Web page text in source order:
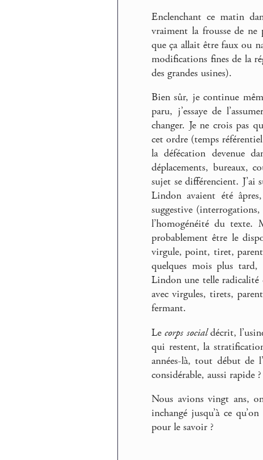
Enclenchant ce matin
vraiment la frousse de ne
que ça allait être faux ou
modifications fines de la
des grandes usines).
Bien sûr, je continue
paru, j’essaye de
changer. Je ne crois pas
cet ordre (temps
la défécation devenue
déplacements, bureaux,
sujet se différencient. J’ai
Lindon avaient été
suggestive
l’homogénéité du
probablement être le
virgule, point, tiret,
quelques mois plus tard,
Lindon une telle radicalité
avec virgules, tirets,
fermant.
Lecorps socialdécrit,
qui restent, la
années-là, tout début de
considérable, aussi rapide ?
Nous avions vingt ans,
inchangé jusqu’à ce
pour le savoir ?